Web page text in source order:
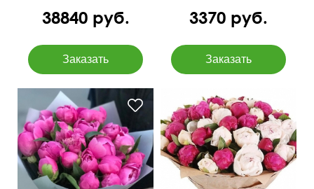
38840 руб. 3370 руб.